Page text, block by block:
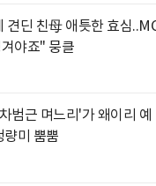
견딘 친母 애틋한 효심
야죠" 뭉클
범근 며느리'가 왜이리 예
량미 뿜뿜